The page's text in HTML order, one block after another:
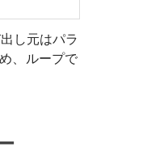
し元はパラ
、ループで